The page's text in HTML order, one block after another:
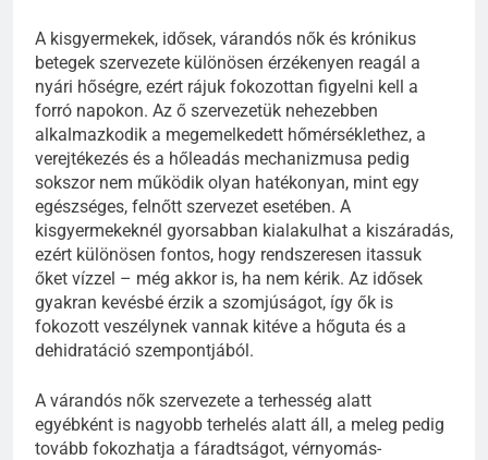
A kisgyermekek, idősek, várandós nők és krónikus
betegek szervezete különösen érzékenyen reagál a
nyári hőségre, ezért rájuk fokozottan figyelni kell a
forró napokon. Az ő szervezetük nehezebben
alkalmazkodik a megemelkedett hőmérséklethez, a
verejtékezés és a hőleadás mechanizmusa pedig
sokszor nem működik olyan hatékonyan, mint egy
egészséges, felnőtt szervezet esetében. A
kisgyermekeknél gyorsabban kialakulhat a kiszáradás,
ezért különösen fontos, hogy rendszeresen itassuk
őket vízzel – még akkor is, ha nem kérik. Az idősek
gyakran kevésbé érzik a szomjúságot, így ők is
fokozott veszélynek vannak kitéve a hőguta és a
dehidratáció szempontjából.
A várandós nők szervezete a terhesség alatt
egyébként is nagyobb terhelés alatt áll, a meleg pedig
tovább fokozhatja a fáradtságot, vérnyomás-